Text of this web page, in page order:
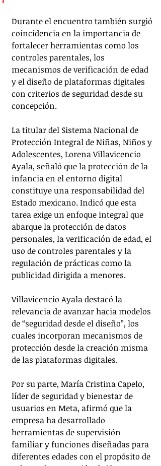
Durante el encuentro también surgió
coincidencia en la importancia de
fortalecer herramientas como los
controles parentales, los
mecanismos de verificación de edad
y el diseño de plataformas digitales
con criterios de seguridad desde su
concepción.
La titular del Sistema Nacional de
Protección Integral de Niñas, Niños y
Adolescentes, Lorena Villavicencio
Ayala, señaló que la protección de la
infancia en el entorno digital
constituye una responsabilidad del
Estado mexicano. Indicó que esta
tarea exige un enfoque integral que
abarque la protección de datos
personales, la verificación de edad, el
uso de controles parentales y la
regulación de prácticas como la
publicidad dirigida a menores.
Villavicencio Ayala destacó la
relevancia de avanzar hacia modelos
de “seguridad desde el diseño”, los
cuales incorporan mecanismos de
protección desde la creación misma
de las plataformas digitales.
Por su parte, María Cristina Capelo,
líder de seguridad y bienestar de
usuarios en Meta, afirmó que la
empresa ha desarrollado
herramientas de supervisión
familiar y funciones diseñadas para
diferentes edades con el propósito de